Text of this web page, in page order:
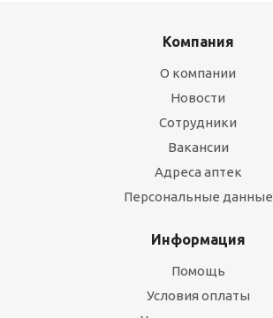
Компания
О компании
Новости
Сотрудники
Вакансии
Адреса аптек
Персональные данные
Информация
Помощь
Условия оплаты